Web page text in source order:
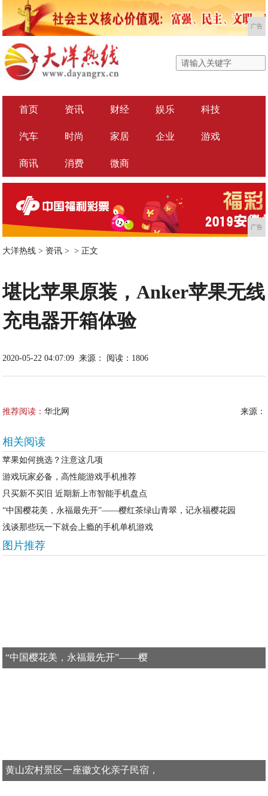
广告
首页 资讯 财经 娱乐 科技
汽车 时尚 家居 企业 游戏
商讯 消费 微商
广告
大洋热线 > 资讯 > > 正文
堪比苹果原装，Anker苹果无线
充电器开箱体验
2020-05-22 04:07:09 来源： 阅读：1806
推荐阅读：华北网 来源：
相关阅读
苹果如何挑选？注意这几项
游戏玩家必备，高性能游戏手机推荐
只买新不买旧 近期新上市智能手机盘点
“中国樱花美，永福最先开”——樱红茶绿山青翠，记永福樱花园
浅谈那些玩一下就会上瘾的手机单机游戏
图片推荐
“中国樱花美，永福最先开”——樱
黄山宏村景区一座徽文化亲子民宿，